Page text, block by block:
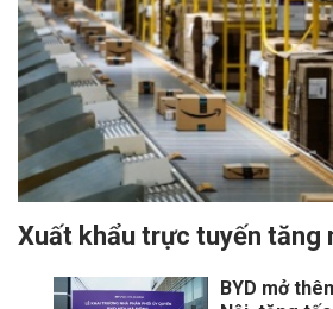
Xuất khẩu trực tuyến tăng
BYD mở